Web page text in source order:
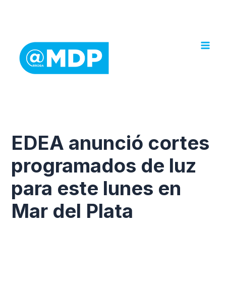
EDEA anunció cortes
programados de luz
para este lunes en
Mar del Plata